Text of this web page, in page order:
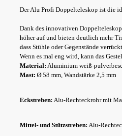
Der Alu Profi Doppelteleskop ist die
Dank des innovativen
höher auf und bieten deutlich mehr
dass Stühle oder Gegenstände
Wenn es mal eng wird, kann das
Material: Aluminium weiß-
Mast: Ø 58 mm, Wandstärke 2,5 mm
Eckstreben: Alu-Rechteckrohr mit
Mittel- und Stützstreben: Alu-